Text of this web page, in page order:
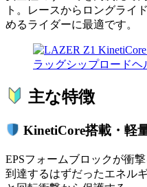
ト。レースからロングライ
めるライダーに最適です。
主な特徴
KinetiCore搭載・軽
EPSフォームブロックが衝
到達するはずだったエネル